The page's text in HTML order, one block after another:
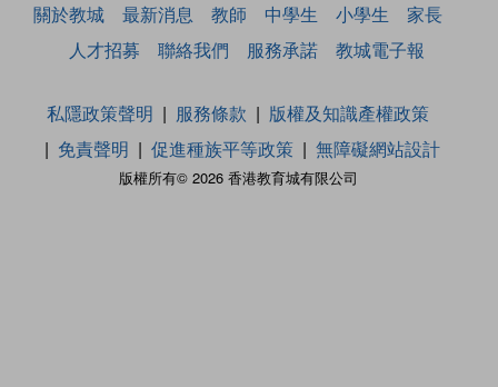
關於教城 最新消息 教師 中學生 小學生
家長
人才招募
聯絡我們 服務承諾 教城電子報
版權所有© 2026 香港教育城有限公司
私隱政策聲明 服務條款
版權及知識產權政策
免責聲明
促進種族平等政策 無障礙網站設計